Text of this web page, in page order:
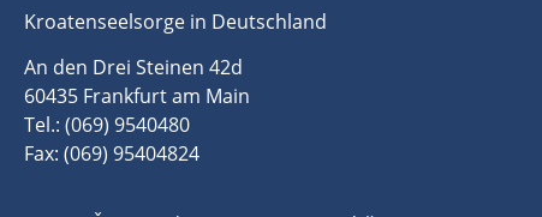
Kroatenseelsorge in Deutschland
An den Drei Steinen 42d
60435 Frankfurt am Main
Tel.: (069) 9540480
Fax: (069) 95404824